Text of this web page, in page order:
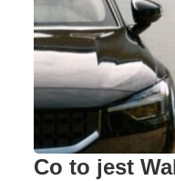
Co to jest